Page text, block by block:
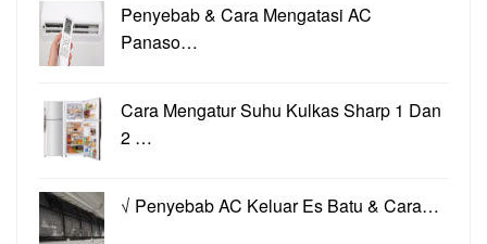
Penyebab & Cara Mengatasi AC
Panaso…
Cara Mengatur Suhu Kulkas Sharp 1 Dan
2 …
√ Penyebab AC Keluar Es Batu & Cara…